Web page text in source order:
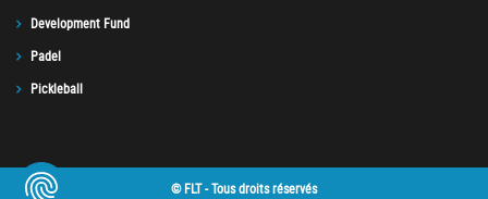
Development Fund
Padel
Pickleball
© FLT - Tous droits réservés